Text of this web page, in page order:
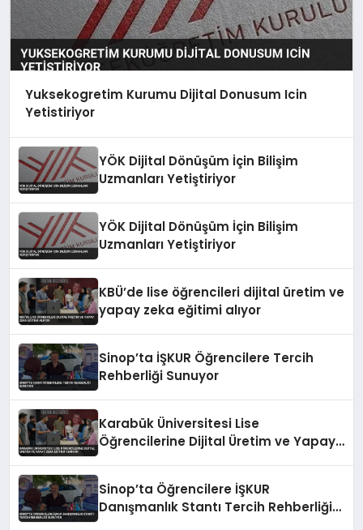
Yuksekogretim Kurumu Dijital Donusum Icin
Yetistiriyor
YÖK Dijital Dönüşüm İçin Bilişim
Uzmanları Yetiştiriyor
YÖK Dijital Dönüşüm İçin Bilişim
Uzmanları Yetiştiriyor
KBÜ’de lise öğrencileri dijital üretim ve
yapay zeka eğitimi alıyor
Sinop’ta İŞKUR Öğrencilere Tercih
Rehberliği Sunuyor
Karabük Üniversitesi Lise
Öğrencilerine Dijital Üretim ve Yapay
Sinop’ta Öğrencilere İŞKUR
Danışmanlık Stantı Tercih Rehberliği